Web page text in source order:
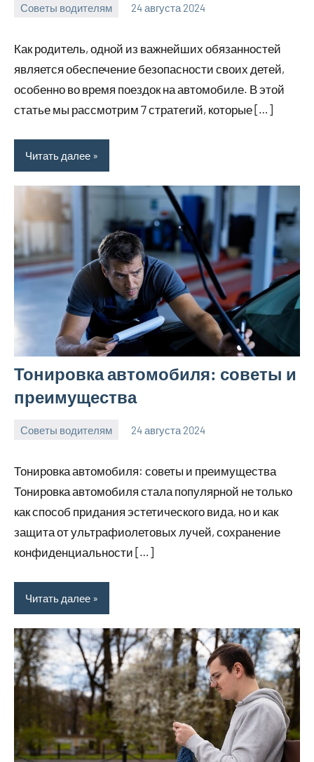
Советы водителям 24 августа 2024
Как родитель, одной из важнейших обязанностей
является обеспечение безопасности своих детей,
особенно во время поездок на автомобиле. В этой
статье мы рассмотрим 7 стратегий, которые […]
Читать далее
Тонировка автомобиля: советы и
преимущества
Советы водителям 24 августа 2024
Тонировка автомобиля: советы и преимущества
Тонировка автомобиля стала популярной не только
как способ придания эстетического вида, но и как
защита от ультрафиолетовых лучей, сохранение
конфиденциальности […]
Читать далее